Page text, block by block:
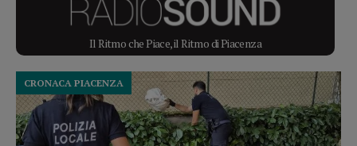
Il Ritmo che Piace, il Ritmo di Piacenza
CRONACA PIACENZA